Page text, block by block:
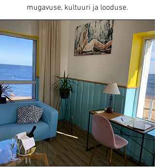
mugavuse, kultuuri ja looduse.